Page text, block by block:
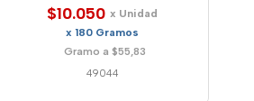
$10.050 x Unidad
x 180 Gramos
Gramo a $55,83
49044